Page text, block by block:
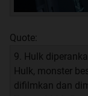
Quote:
9. Hulk
Hulk, monster
difilmkan dan